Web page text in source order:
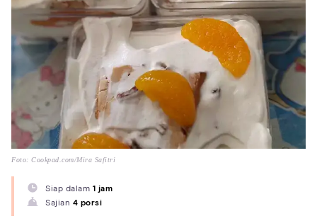
Foto: Cookpad.com/Mira Safitri
Siap dalam 1 jam
Sajian 4 porsi